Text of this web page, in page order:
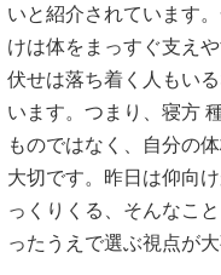
いと紹介されています
けは体をまっすぐ支え
伏せは落ち着く人もい
います。つまり、寝方
ものではなく、自分の
大切です。昨日は仰向
っくりくる、そんなこ
ったうえで選ぶ視点が